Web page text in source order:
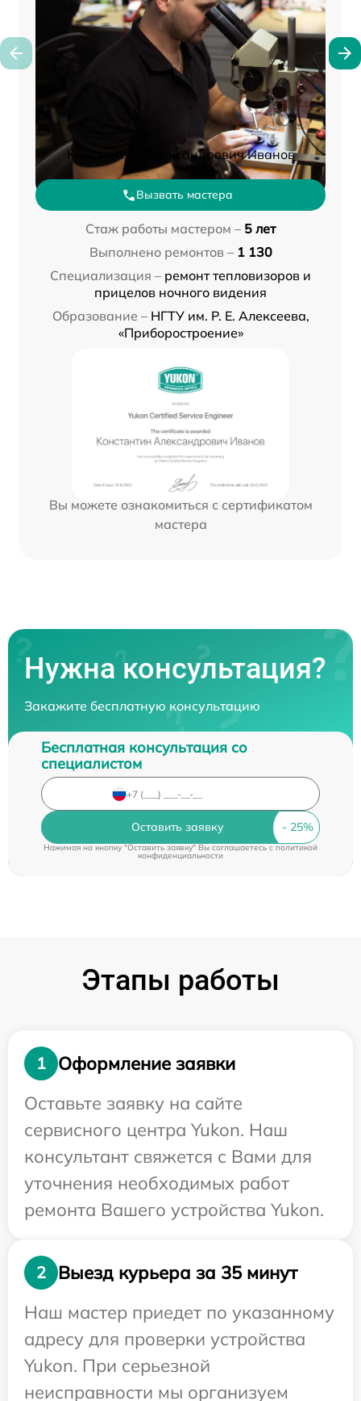
Константин Александрович Иванов
Вызвать мастера
Стаж работы мастером – 5 лет
Выполнено ремонтов – 1 130
Специализация – ремонт тепловизоров и
прицелов ночного видения
Образование – НГТУ им. Р. Е. Алексеева,
«Приборостроение»
Вы можете ознакомиться с сертификатом
мастера
Нужна консультация?
Закажите бесплатную консультацию
Бесплатная консультация со
специалистом
Оставить заявку
Нажимая на кнопку "Оставить заявку" Вы соглашаетесь cполитикой
конфиденциальности
Этапы работы
1
Оформление заявки
Оставьте заявку на сайте
сервисного центра Yukon. Наш
консультант свяжется с Вами для
уточнения необходимых работ
ремонта Вашего устройства Yukon.
2
Выезд курьера за 35 минут
Наш мастер приедет по указанному
адресу для проверки устройства
Yukon. При серьезной
неисправности мы организуем